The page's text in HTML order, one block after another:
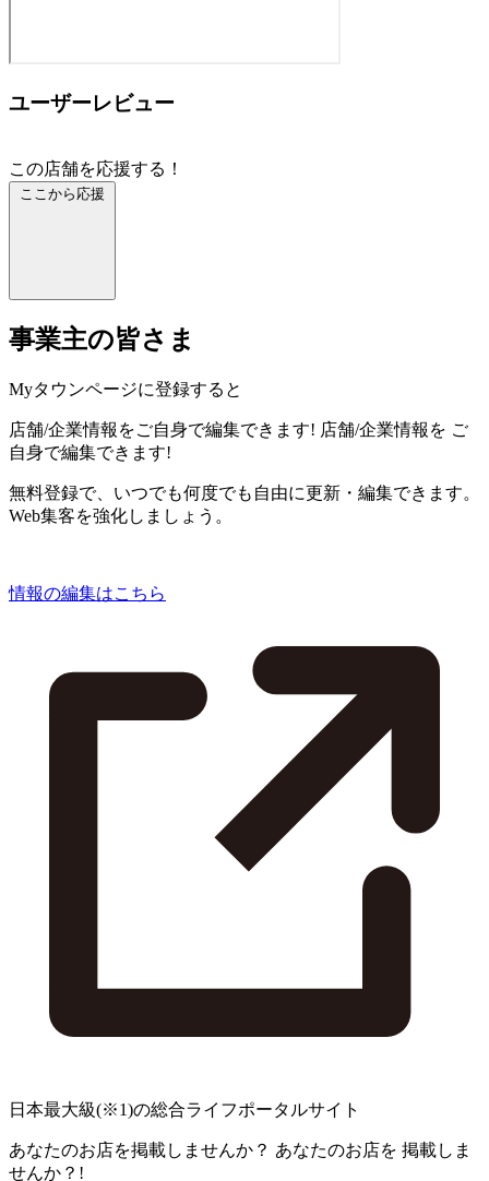
ユーザーレビュー
この店舗を応援する！
ここから応援
事業主の皆さま
Myタウンページに登録すると
店舗/企業情報をご自身で編集できます! 店舗/企業情報を ご
自身で編集できます!
無料登録で、いつでも何度でも自由に更新・編集できます。
Web集客を強化しましょう。
情報の編集はこちら
日本最大級(※1)の総合ライフポータルサイト
あなたのお店を掲載しませんか？ あなたのお店を 掲載しま
せんか？!